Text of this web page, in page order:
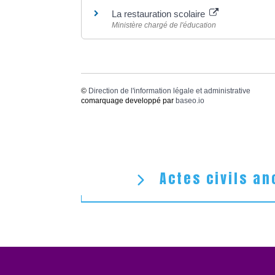
La restauration scolaire
Ministère chargé de l'éducation
© Direction de l'information légale et administrative
comarquage developpé par baseo.io
Actes civils